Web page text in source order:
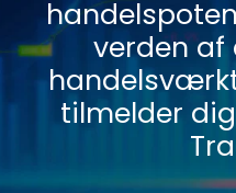
verden af
tilmelder